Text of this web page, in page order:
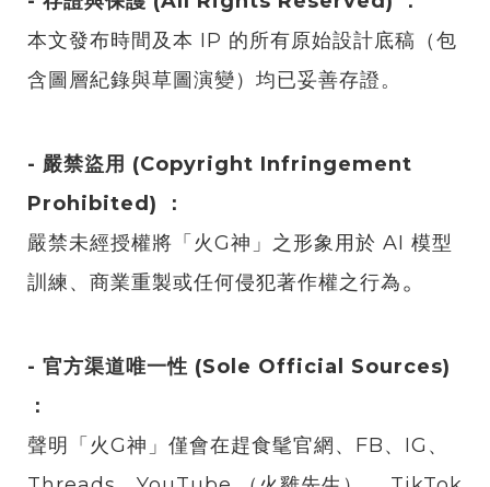
本文發布時間及本 IP 的所有原始設計底稿（包
含圖層紀錄與草圖演變）均已妥善存證。
- 嚴禁盜用 (Copyright Infringement
Prohibited) ：
嚴禁未經授權將「火G神」之形象用於 AI 模型
訓練、商業重製或任何侵犯著作權之行為。
- 官方渠道唯一性 (Sole Official Sources)
：
聲明「火G神」僅會在趕食髦官網、FB、IG、